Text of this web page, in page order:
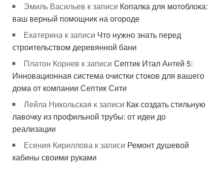
Эмиль Васильев к записи Копалка для мотоблока:
ваш верный помощник на огороде
Екатерина к записи Что нужно знать перед
строительством деревянной бани
Платон Корнев к записиСептик Итал Антей 5:
Инновационная система очистки стоков для вашего
дома от компании Септик Сити
Лейла Никольская к записи Как создать стильную
лавочку из профильной трубы: от идеи до
реализации
Есения Кириллова к записи Ремонт душевой
кабины своими руками